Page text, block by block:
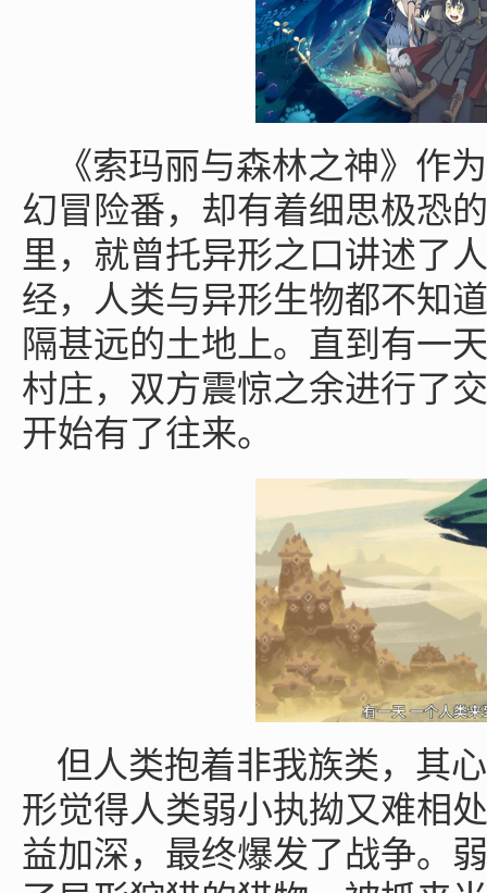
《索玛丽与森林之神》作
幻冒险番，却有着细思极恐
里，就曾托异形之口讲述了
经，人类与异形生物都不知
隔甚远的土地上。直到有一
村庄，双方震惊之余进行了
开始有了往来。
但人类抱着非我族类，其
形觉得人类弱小执拗又难相
益加深，最终爆发了战争。